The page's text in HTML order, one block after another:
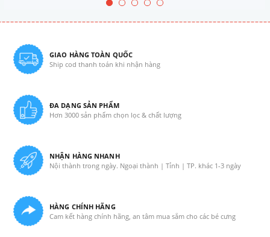
GIAO HÀNG TOÀN QUỐC
Ship cod thanh toán khi nhận hàng
ĐA DẠNG SẢN PHẨM
Hơn 3000 sản phẩm chọn lọc & chất lượng
NHẬN HÀNG NHANH
Nội thành trong ngày. Ngoại thành | Tỉnh | TP. khác 1-3 ngày
HÀNG CHÍNH HÃNG
Cam kết hàng chính hãng, an tâm mua sắm cho các bé cưng